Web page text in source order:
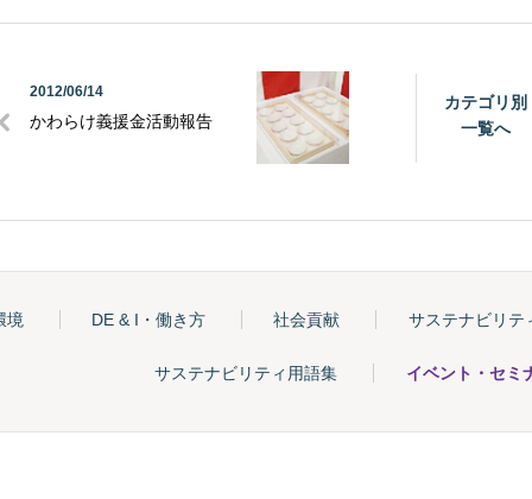
2012/06/14
かわらけ義援金活動報告
カテゴリ別
一覧へ
境 DE & I・働き方 社会貢献 サステナビリテ
サステナビリティ用語集 イベント・セミ